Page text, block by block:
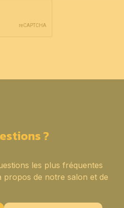
?
les plus fréquentes
propos de notre salon et de